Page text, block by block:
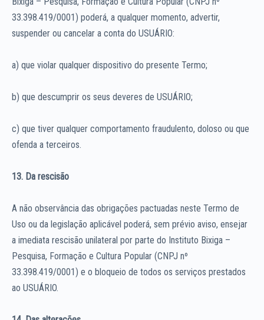
33.398.419/0001) poderá, a qualquer momento, advertir,
suspender ou cancelar a conta do USUÁRIO:
a) que violar qualquer dispositivo do presente Termo;
b) que descumprir os seus deveres de USUÁRIO;
c) que tiver qualquer comportamento fraudulento, doloso ou que
ofenda a terceiros.
13. Da rescisão
A não observância das obrigações pactuadas neste Termo de
Uso ou da legislação aplicável poderá, sem prévio aviso, ensejar
a imediata rescisão unilateral por parte do Instituto Bixiga –
Pesquisa, Formação e Cultura Popular (CNPJ nº
33.398.419/0001) e o bloqueio de todos os serviços prestados
ao USUÁRIO.